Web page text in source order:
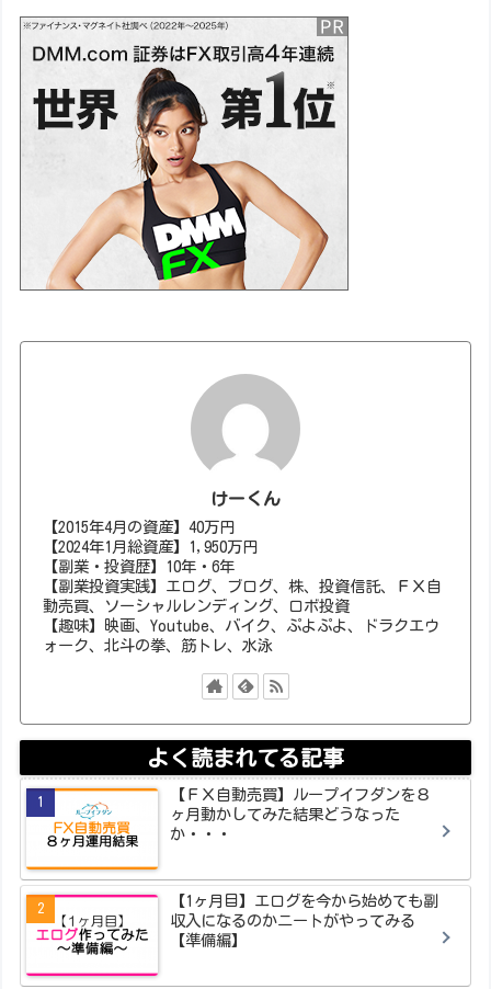
けーくん
【2015年4月の資産】40万円
【2024年1月総資産】1,950万円
【副業・投資歴】10年・6年
【副業投資実践】エログ、ブログ、株、投資信託、ＦＸ自
動売買、ソーシャルレンディング、ロボ投資
【趣味】映画、Youtube、バイク、ぷよぷよ、ドラクエウ
ォーク、北斗の拳、筋トレ、水泳
よく読まれてる記事
【ＦＸ自動売買】ループイフダンを８
ヶ月動かしてみた結果どうなった
か・・・
【1ヶ月目】エログを今から始めても副
収入になるのかニートがやってみる
【準備編】